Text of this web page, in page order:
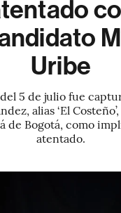
Uribe
5 de julio fue
alias ‘El
de Bogotá, como
atentado.